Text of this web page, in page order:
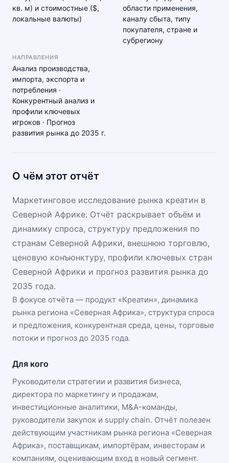
кв. м) и стоимостные ($,
локальные валюты)
области применения,
каналу сбыта, типу
покупателя, стране и
субрегиону
НАПРАВЛЕНИЯ
Анализ производства,
импорта, экспорта и
потребления ·
Конкурентный анализ и
профили ключевых
игроков · Прогноз
развития рынка до 2035 г.
О чём этот отчёт
Маркетинговое исследование рынка креатин в
Северной Африке. Отчёт раскрывает объём и
динамику спроса, структуру предложения по
странам Северной Африки, внешнюю торговлю,
ценовую конъюнктуру, профили ключевых стран
Северной Африки и прогноз развития рынка до
2035 года.
В фокусе отчёта — продукт «Креатин», динамика
рынка региона «Северная Африка», структура спроса
и предложения, конкурентная среда, цены, торговые
потоки и прогноз до 2035 года.
Для кого
Руководители стратегии и развития бизнеса,
директора по маркетингу и продажам,
инвестиционные аналитики, M&A-команды,
руководители закупок и supply chain. Отчёт полезен
действующим участникам рынка региона «Северная
Африка», поставщикам, импортёрам, инвесторам и
компаниям, оценивающим вход в новый сегмент.